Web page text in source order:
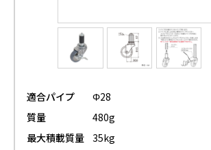
適合パイプ
Φ28
質量
480g
最大積載質量 35kg